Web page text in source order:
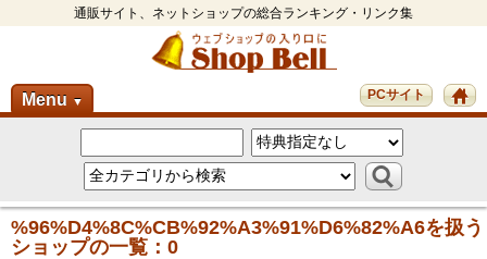
通販サイト、ネットショップの総合ランキング・リンク集
Menu ▼ PCサイト
%96%D4%8C%CB%92%A3%91%D6%82%A6を扱う
ショップの一覧：0